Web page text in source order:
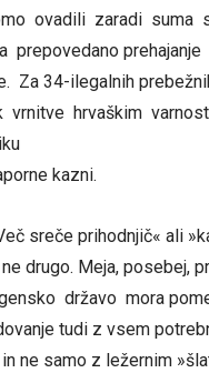
ovadili zaradi suma
prepovedano
Za 34-ilegalnih
hrvaškim
kazni.
sreče prihodnjič« ali
drugo. Meja, posebej,
državo mora
tudi z vsem
ne samo z ležernim